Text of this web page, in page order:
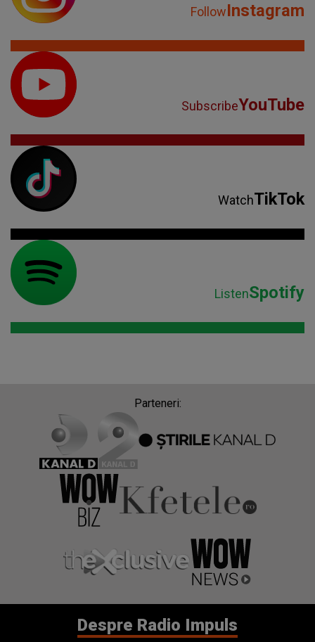
FollowInstagram
SubscribeYouTube
WatchTikTok
ListenSpotify
Parteneri:
Despre Radio Impuls